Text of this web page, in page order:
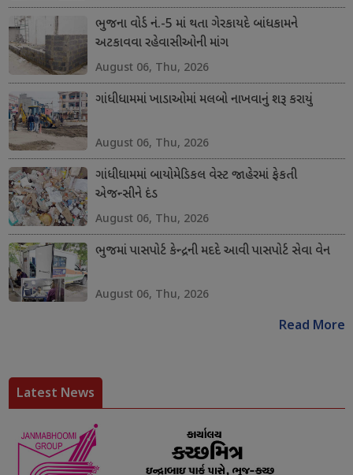
ભુજના વોર્ડ નં.-5 માં થતા ગેરકાયદે બાંધકામને
અટકાવવા રહેવાસીઓની માંગ
August 06, Thu, 2026
ગાંધીધામમાં ખાડાઓમાં મલબો નાખવાનું શરૂ કરાયું
August 06, Thu, 2026
ગાંધીધામમાં બાયોમેડિકલ વેસ્ટ જાહેરમાં ફેકતી
એજન્સીને દંડ
August 06, Thu, 2026
ભુજમાં પાસપોર્ટ કેન્દ્રની મદદે આવી પાસપોર્ટ સેવા વેન
August 06, Thu, 2026
Read More
Latest News